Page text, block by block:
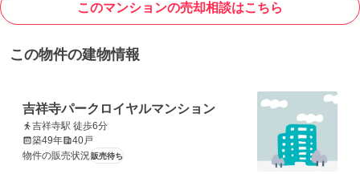
このマンションの売却相談はこちら
この物件の建物情報
吉祥寺パークロイヤルマンション
吉祥寺駅 徒歩6分
築49年
40戸
物件の販売状況販売待ち